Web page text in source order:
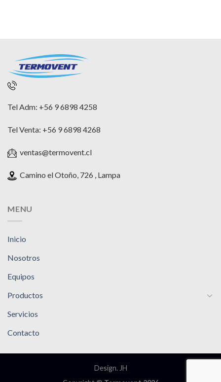
Tel Adm: +56 9 6898 4258
Tel Venta: +56 9 6898 4268
ventas@termovent.cl
Camino el Otoño, 726 , Lampa
MENU
Inicio
Nosotros
Equipos
Productos
Servicios
Contacto
Design. JH